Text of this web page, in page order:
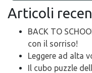
Articoli
BACK TO
con il sorriso!
Leggere ad alta
Il cubo puzzle